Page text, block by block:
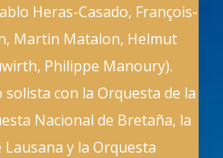
Heras-Casado, François-
Martin Matalon, Helmut
Philippe Manoury).
con la Orquesta de la
Nacional de Bretaña, la
y la Orquesta